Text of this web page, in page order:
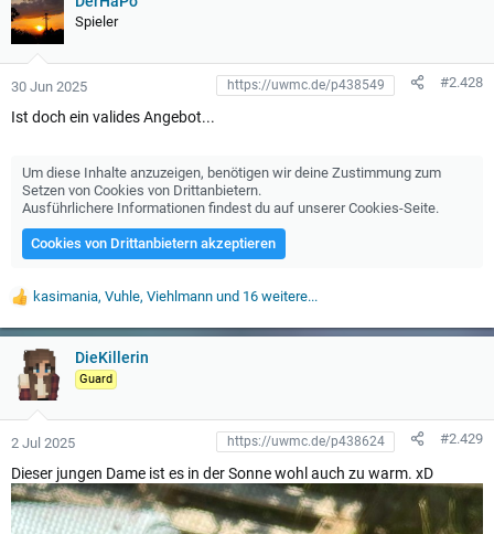
u
n
n
Spieler
30 Jun 2025 #2.428
Ist doch ein valides Angebot...
Um diese Inhalte anzuzeigen, benötigen wir deine Zustimmung zum
Setzen von Cookies von Drittanbietern.
Ausführlichere Informationen findest du auf unsererCookies-Seite.
Cookies von Drittanbietern akzeptieren
W
r
n
kasimania, Vuhle, Viehlmann und 16 weitere...
DieKillerin
Guard
2 Jul 2025 #2.429
Dieser jungen Dame ist es in der Sonne wohl auch zu warm. xD